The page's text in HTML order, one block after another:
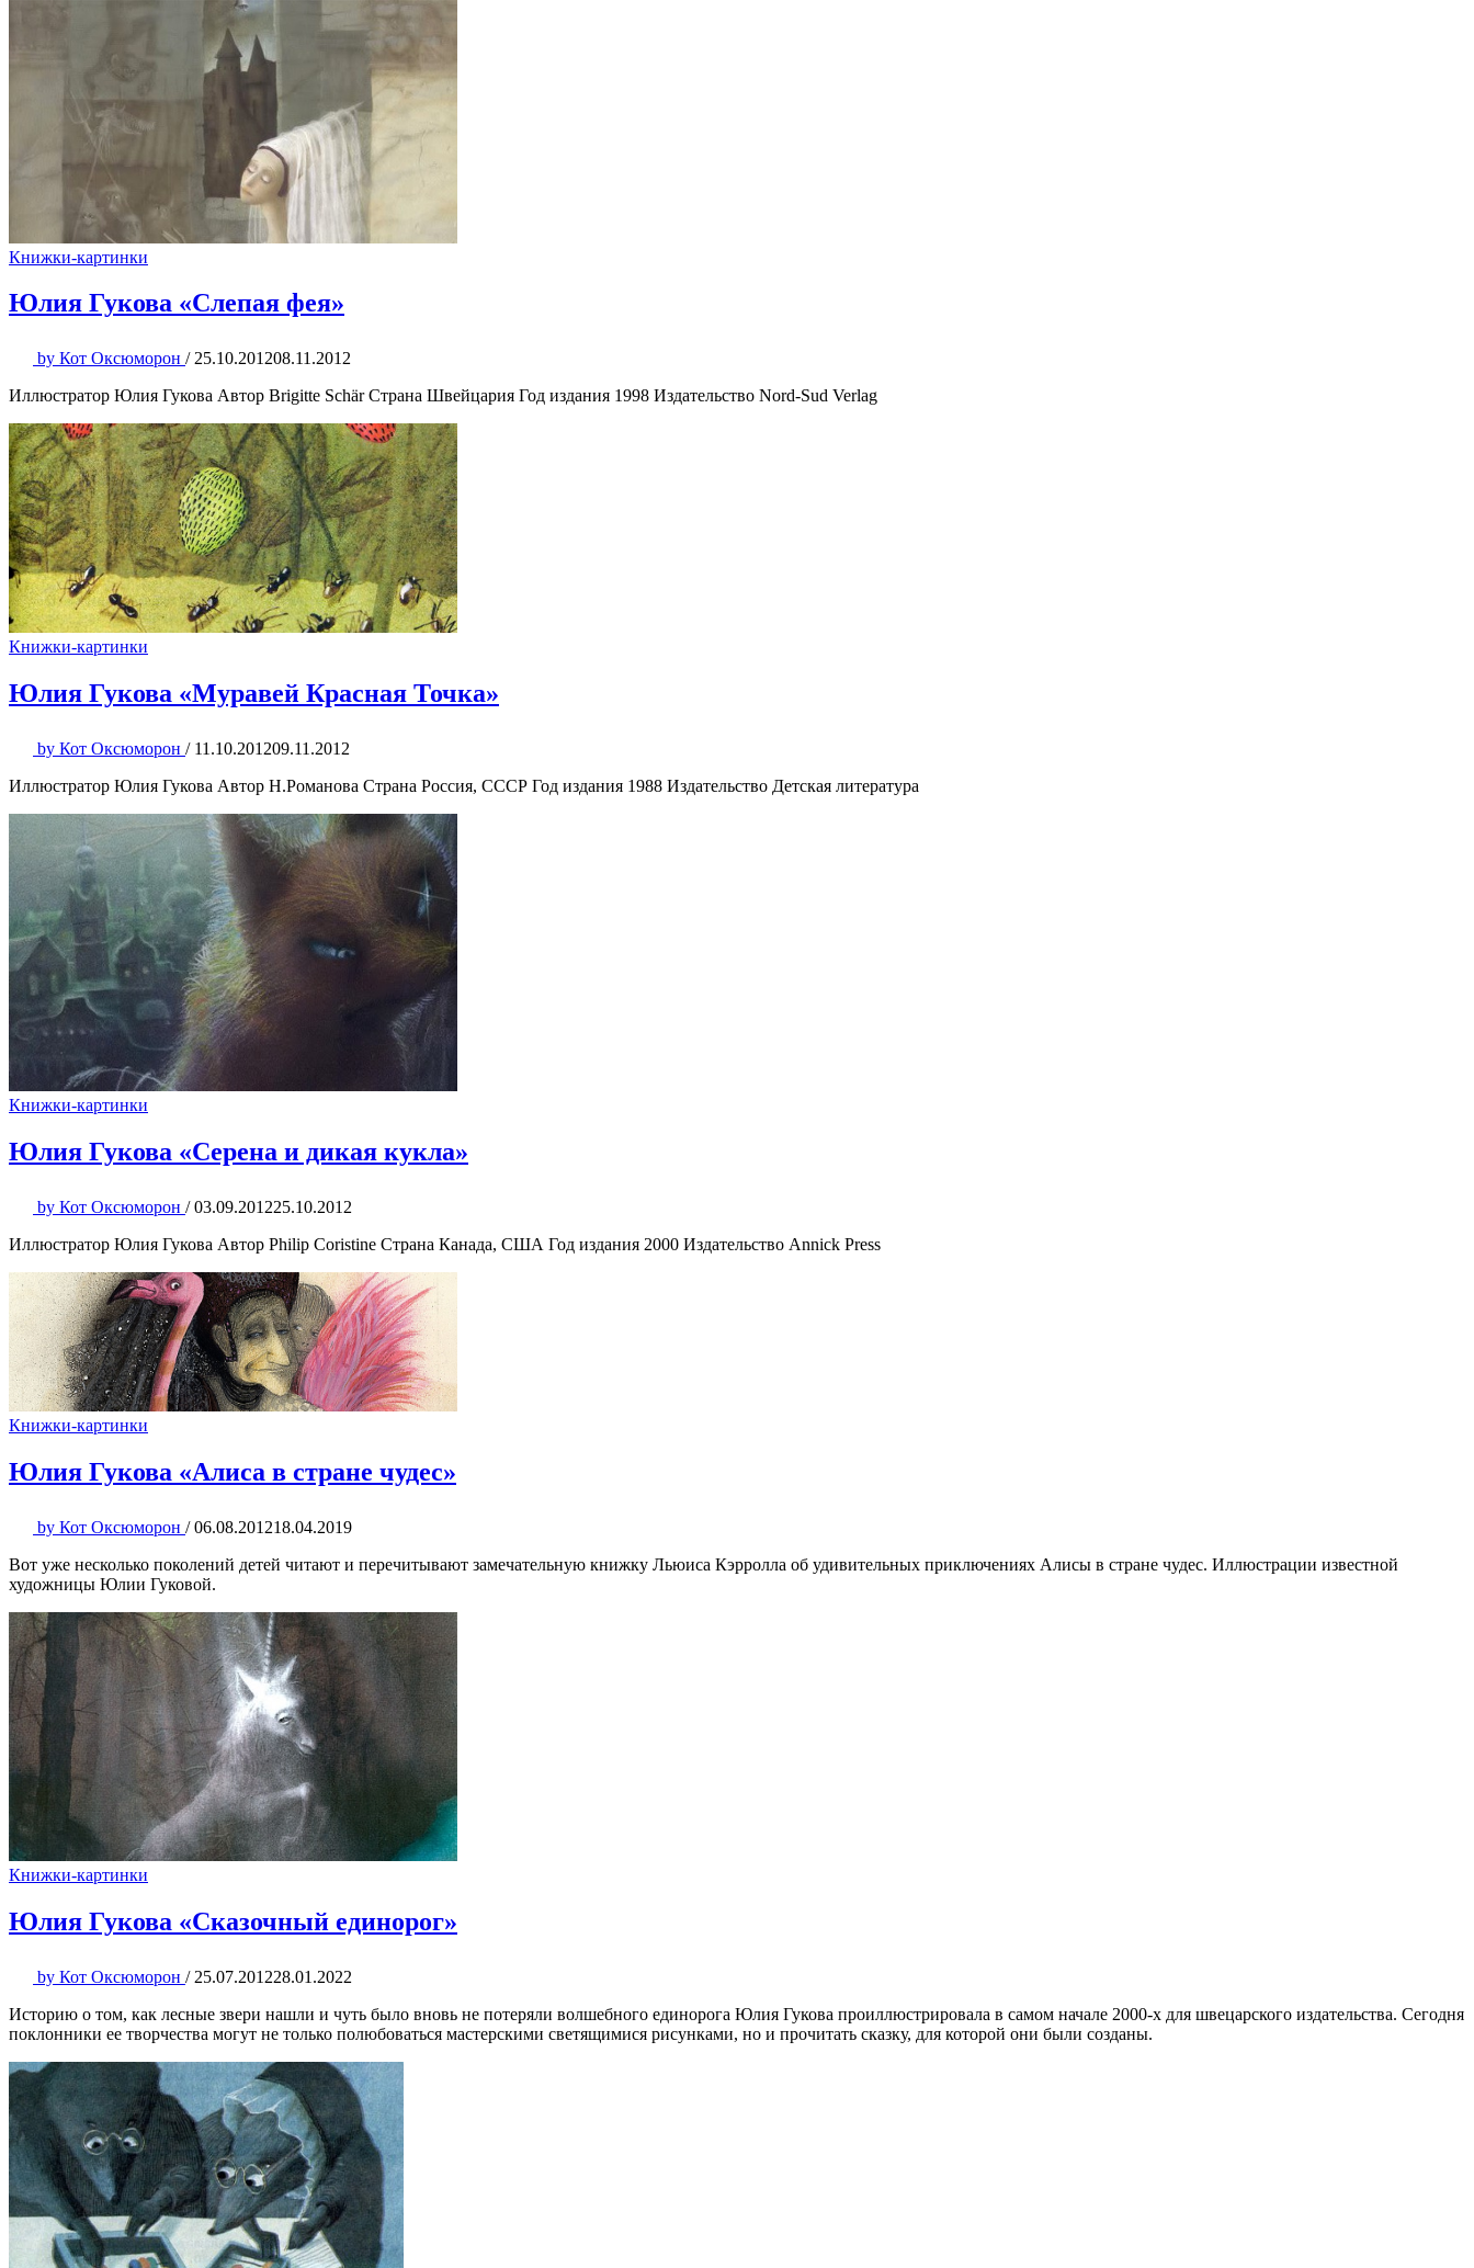
Книжки-картинки
Юлия Гукова «Слепая фея»
by Кот Оксюморон / 25.10.201208.11.2012
Иллюстратор Юлия Гукова Автор Brigitte Schär Страна Швейцария Год издания 1998 Издательство Nord-Sud Verlag
Книжки-картинки
Юлия Гукова «Муравей Красная Точка»
by Кот Оксюморон / 11.10.201209.11.2012
Иллюстратор Юлия Гукова Автор Н.Романова Страна Россия, СССР Год издания 1988 Издательство Детская литература
Книжки-картинки
Юлия Гукова «Серена и дикая кукла»
by Кот Оксюморон / 03.09.201225.10.2012
Иллюстратор Юлия Гукова Автор Philip Coristine Страна Канада, США Год издания 2000 Издательство Annick Press
Книжки-картинки
Юлия Гукова «Алиса в стране чудес»
by Кот Оксюморон / 06.08.201218.04.2019
Вот уже несколько поколений детей читают и перечитывают замечательную книжку Льюиса Кэрролла об удивительных приключениях Алисы в стране чудес. Иллюстрации известной
художницы Юлии Гуковой.
Книжки-картинки
Юлия Гукова «Сказочный единорог»
by Кот Оксюморон / 25.07.201228.01.2022
Историю о том, как лесные звери нашли и чуть было вновь не потеряли волшебного единорога Юлия Гукова проиллюстрировала в самом начале 2000-х для швецарского издательства. Сегодня
поклонники ее творчества могут не только полюбоваться мастерскими светящимися рисунками, но и прочитать сказку, для которой они были созданы.